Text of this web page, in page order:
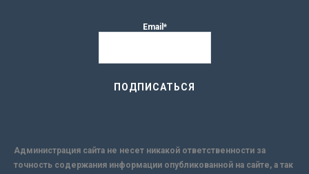
Email*
Администрация сайта не несет никакой ответственности за
точность содержания информации опубликованной на сайте, а так